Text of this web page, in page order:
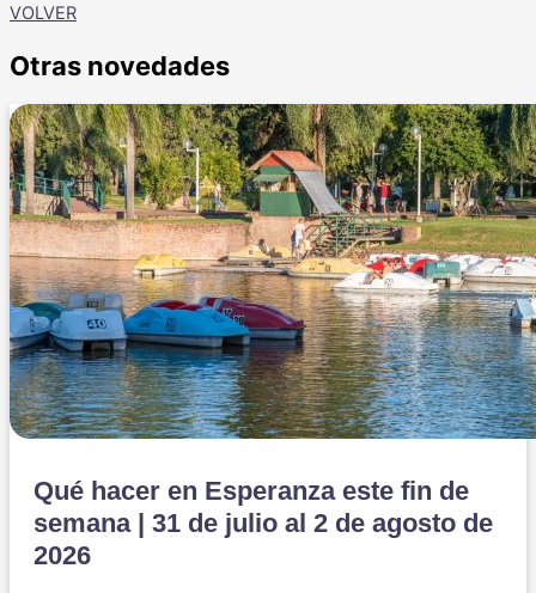
VOLVER
Otras novedades
Qué hacer en Esperanza este fin de
semana | 31 de julio al 2 de agosto de
2026